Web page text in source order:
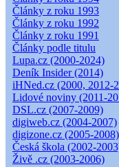
Články z roku 1993
Články z roku 1992
Články z roku 1991
Články podle titulu
Lupa.cz (2000-2024)
Deník Insider (2014)
iHNed.cz (2000, 2012-
Lidové noviny (2011-
DSL.cz (2007-2009)
digiweb.cz (2004-2007)
digizone.cz (2005-2008)
Česká škola (2002-
Živě .cz (2003-2006)